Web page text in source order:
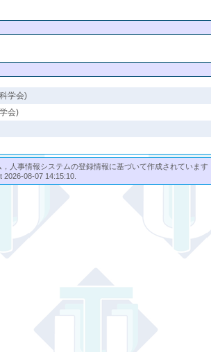
学会)
会)
，人事情報システムの登録情報に基づいて作成されていま
08-07 14:15:10.